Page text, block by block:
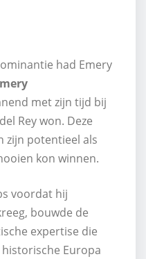
had Emery
met zijn tijd bij
Rey won. Deze
zijn potentieel als
kon winnen.
voordat hij
bouwde de
expertise die
Europa